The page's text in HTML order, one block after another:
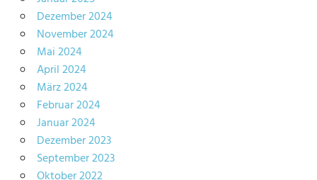
Dezember 2024
November 2024
Mai 2024
April 2024
März 2024
Februar 2024
Januar 2024
Dezember 2023
September 2023
Oktober 2022